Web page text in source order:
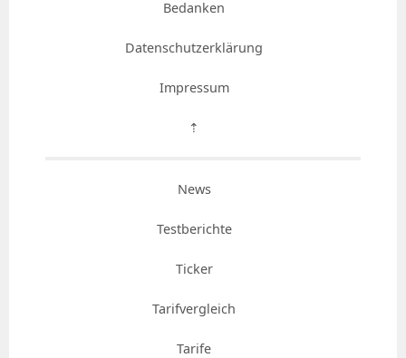
Bedanken
Datenschutzerklärung
Impressum
⇡
News
Testberichte
Ticker
Tarifvergleich
Tarife